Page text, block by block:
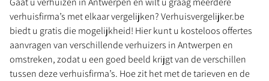
verhuisfirma’s met elkaar vergelijken? Verhuisvergelijker.be
biedt u gratis die mogelijkheid! Hier kunt u kosteloos offertes
aanvragen van verschillende verhuizers in Antwerpen en
omstreken, zodat u een goed beeld krijgt van de verschillen
tussen deze verhuisfirma’s. Hoe zit het met de tarieven en de